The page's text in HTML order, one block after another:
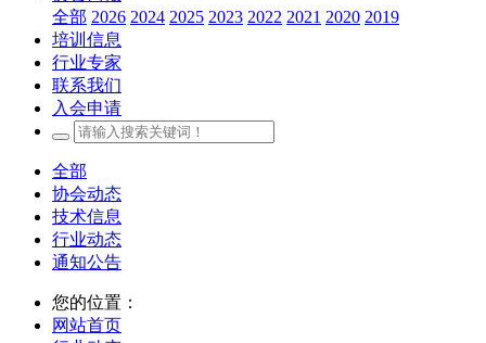
全部 2026 2024 2025 2023 2022 2021 2020 2019
培训信息
行业专家
联系我们
入会申请
全部
协会动态
技术信息
行业动态
通知公告
您的位置：
网站首页